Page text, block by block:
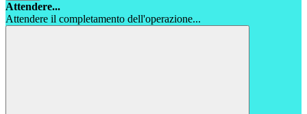
Attendere...
Attendere il completamento dell'operazione...